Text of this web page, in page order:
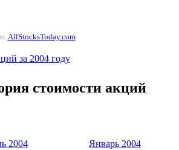
AllStocksToday.com
за 2004 году
стоимости акций
2004 Январь 2004